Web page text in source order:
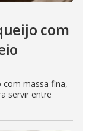
com
com massa fina,
servir entre